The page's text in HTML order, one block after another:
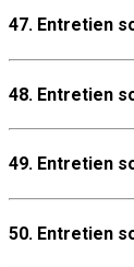
47. Entretien
48. Entretien
49. Entretien
50. Entretien